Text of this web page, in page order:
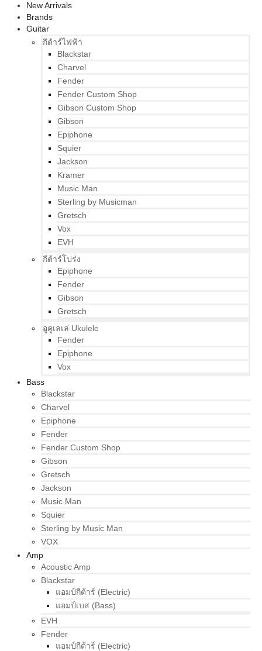
New Arrivals
Brands
Guitar
กีต้าร์ไฟฟ้า
Blackstar
Charvel
Fender
Fender Custom Shop
Gibson Custom Shop
Gibson
Epiphone
Squier
Jackson
Kramer
Music Man
Sterling by Musicman
Gretsch
Vox
EVH
กีต้าร์โปร่ง
Epiphone
Fender
Gibson
Gretsch
อูคูเลเล่ Ukulele
Fender
Epiphone
Vox
Bass
Blackstar
Charvel
Epiphone
Fender
Fender Custom Shop
Gibson
Gretsch
Jackson
Music Man
Squier
Sterling by Music Man
VOX
Amp
Acoustic Amp
Blackstar
แอมป์กีต้าร์ (Electric)
แอมป์เบส (Bass)
EVH
Fender
แอมป์กีต้าร์ (Electric)